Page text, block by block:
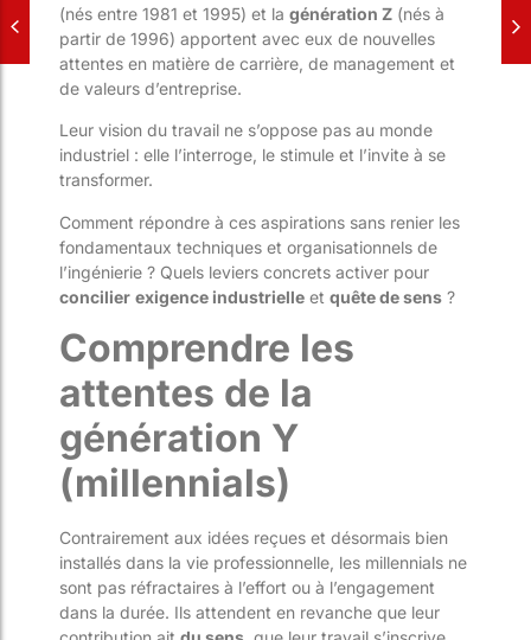
(nés entre 1981 et 1995) et la génération Z (nés à
partir de 1996) apportent avec eux de nouvelles
attentes en matière de carrière, de management et
de valeurs d’entreprise.
Leur vision du travail ne s’oppose pas au monde
industriel : elle l’interroge, le stimule et l’invite à se
transformer.
Comment répondre à ces aspirations sans renier les
fondamentaux techniques et organisationnels de
l’ingénierie ? Quels leviers concrets activer pour
concilier exigence industrielle et quête de sens ?
Comprendre les
attentes de la
génération Y
(millennials)
Contrairement aux idées reçues et désormais bien
installés dans la vie professionnelle, les millennials ne
sont pas réfractaires à l’effort ou à l’engagement
dans la durée. Ils attendent en revanche que leur